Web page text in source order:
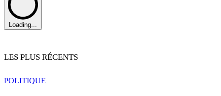
Loading...
LES PLUS RÉCENTS
POLITIQUE